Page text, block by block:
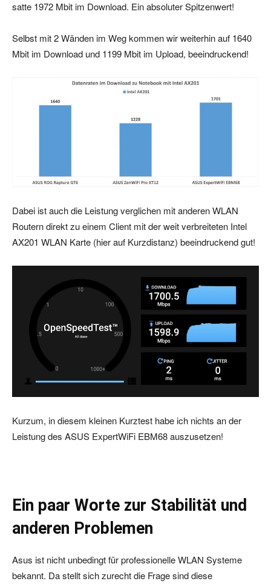
satte 1972 Mbit im Download. Ein absoluter Spitzenwert!
Selbst mit 2 Wänden im Weg kommen wir weiterhin auf 1640
Mbit im Download und 1199 Mbit im Upload, beeindruckend!
Dabei ist auch die Leistung verglichen mit anderen WLAN
Routern direkt zu einem Client mit der weit verbreiteten Intel
AX201 WLAN Karte (hier auf Kurzdistanz) beeindruckend gut!
Kurzum, in diesem kleinen Kurztest habe ich nichts an der
Leistung des ASUS ExpertWiFi EBM68 auszusetzen!
Ein paar Worte zur Stabilität und
anderen Problemen
Asus ist nicht unbedingt für professionelle WLAN Systeme
bekannt. Da stellt sich zurecht die Frage sind diese